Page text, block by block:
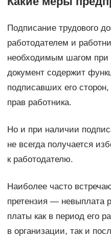
Подписание трудового
работодателем и
необходимым шагом при
документ содержит
подписавших его
прав работника.
Но и при наличии
не всегда получается
к работодателю.
Наиболее часто
претензия — невыплата
платы как в период его
в организации, так и